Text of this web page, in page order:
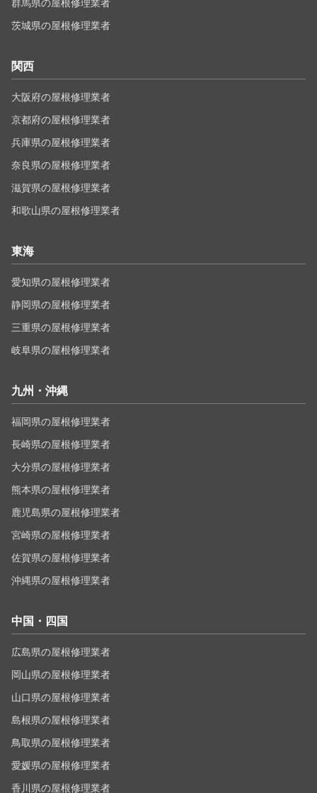
群馬県の屋根修理業者
茨城県の屋根修理業者
関西
大阪府の屋根修理業者
京都府の屋根修理業者
兵庫県の屋根修理業者
奈良県の屋根修理業者
滋賀県の屋根修理業者
和歌山県の屋根修理業者
東海
愛知県の屋根修理業者
静岡県の屋根修理業者
三重県の屋根修理業者
岐阜県の屋根修理業者
九州・沖縄
福岡県の屋根修理業者
長崎県の屋根修理業者
大分県の屋根修理業者
熊本県の屋根修理業者
鹿児島県の屋根修理業者
宮崎県の屋根修理業者
佐賀県の屋根修理業者
沖縄県の屋根修理業者
中国・四国
広島県の屋根修理業者
岡山県の屋根修理業者
山口県の屋根修理業者
島根県の屋根修理業者
鳥取県の屋根修理業者
愛媛県の屋根修理業者
香川県の屋根修理業者